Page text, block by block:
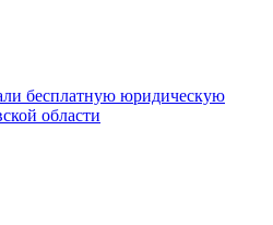
бесплатную юридическую
области